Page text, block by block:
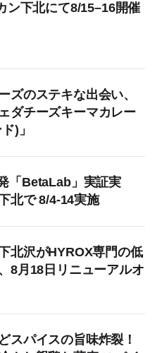
ン下北にて8/15–16開催
ズのステキな出会い、
ダチーズキーマカレー
)」
「BetaLab」実証実
北で 8/4-14実施
北沢がHYROX専門の低
8月18日リニューアルオ
スパイスの旨味炸裂！